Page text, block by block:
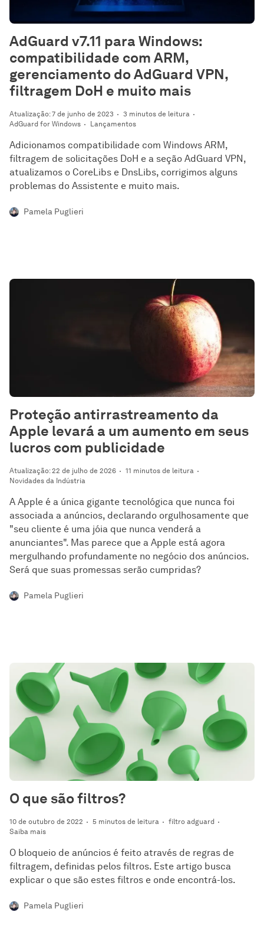
Atualização: 7 de junho de 2023
3 minutos de leitura
AdGuard for Windows
Lançamentos
AdGuard v7.11 para Windows:
compatibilidade com ARM,
gerenciamento do AdGuard VPN,
filtragem DoH e muito mais
Adicionamos compatibilidade com Windows ARM,
filtragem de solicitações DoH e a seção AdGuard VPN,
atualizamos o CoreLibs e DnsLibs, corrigimos alguns
problemas do Assistente e muito mais.
Pamela Puglieri
Atualização: 22 de julho de 2026
11 minutos de leitura
Novidades da Indústria
Proteção antirrastreamento da
Apple levará a um aumento em seus
lucros com publicidade
A Apple é a única gigante tecnológica que nunca foi
associada a anúncios, declarando orgulhosamente que
"seu cliente é uma jóia que nunca venderá a
anunciantes". Mas parece que a Apple está agora
mergulhando profundamente no negócio dos anúncios.
Será que suas promessas serão cumpridas?
Pamela Puglieri
10 de outubro de 2022 5 minutos de leitura
filtro adguard
Saiba mais
O que são filtros?
O bloqueio de anúncios é feito através de regras de
filtragem, definidas pelos filtros. Este artigo busca
explicar o que são estes filtros e onde encontrá-los.
Pamela Puglieri